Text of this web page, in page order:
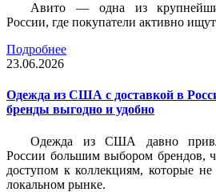
Авито — одна из
России, где покупатели активно
Подробнее
23.06.2026
Одежда из США с доставкой в
бренды выгодно и удобно
Одежда из США давно
России большим выбором брендов,
доступом к коллекциям, которые не
локальном рынке.